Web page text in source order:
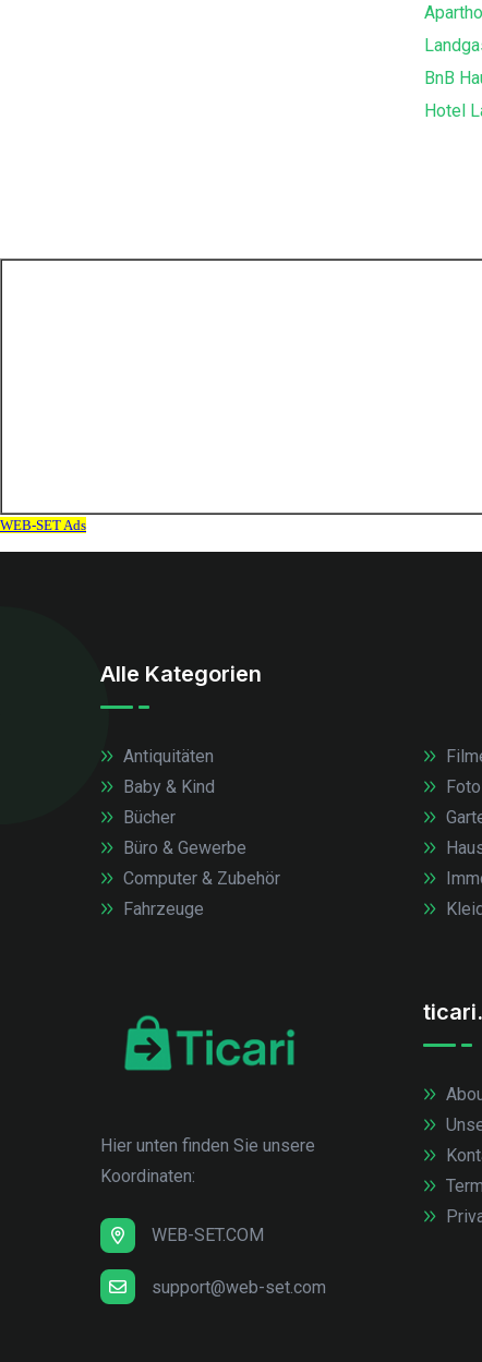
BnB
Hotel
Alle Kategorien
Antiquitäten
Baby & Kind
Bücher
Büro & Gewerbe
Computer & Zubehör
Fahrzeuge
Hier unten finden Sie unsere
Koordinaten:
WEB-SET.COM
support@web-set.com